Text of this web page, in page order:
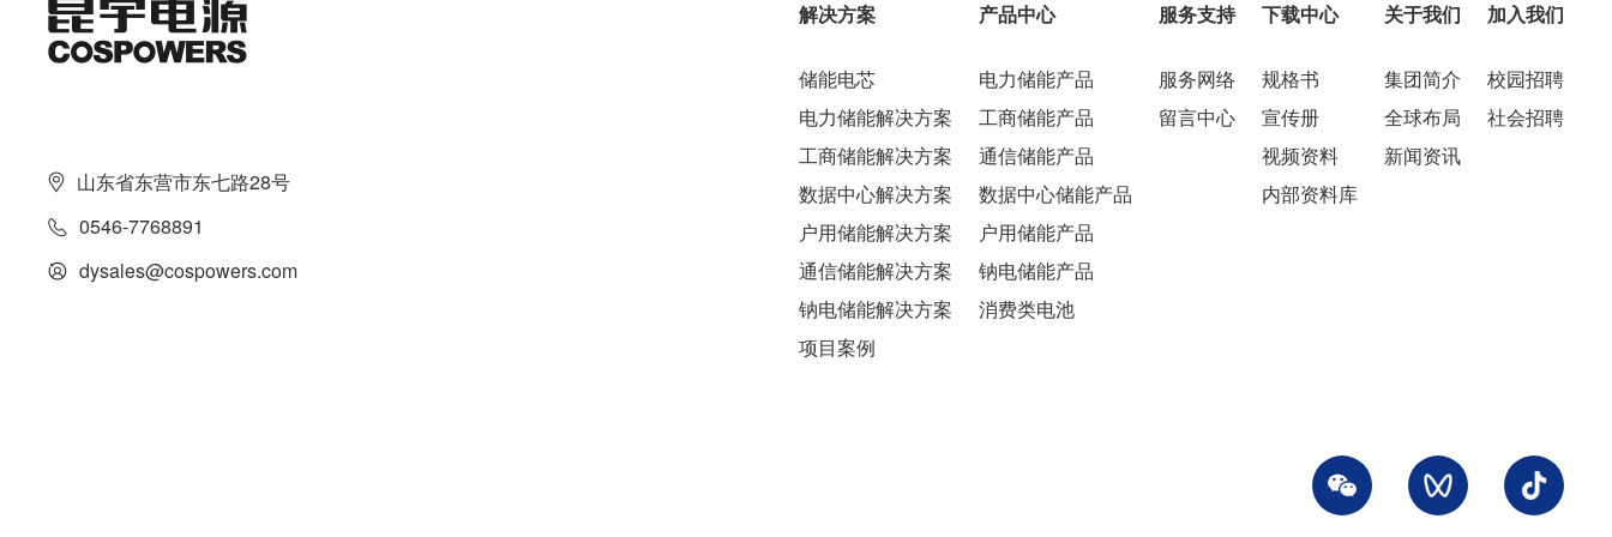
山东省东营市东七路28号
0546-7768891
dysales@cospowers.com
解决方案
储能电芯
电力储能解决方案
工商储能解决方案
数据中心解决方案
户用储能解决方案
通信储能解决方案
钠电储能解决方案
项目案例
产品中心
电力储能产品
工商储能产品
通信储能产品
数据中心储能产品
户用储能产品
钠电储能产品
消费类电池
服务支持
服务网络
留言中心
下载中心
规格书
宣传册
视频资料
内部资料库
关于我们
集团简介
全球布局
新闻资讯
加入我们
校园招聘
社会招聘